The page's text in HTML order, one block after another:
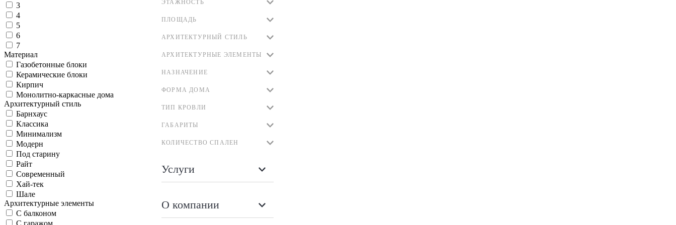
ЭТАЖНОСТЬ
ПЛОЩАДЬ
АРХИТЕКТУРНЫЙ СТИЛЬ
АРХИТЕКТУРНЫЕ ЭЛЕМЕНТЫ
НАЗНАЧЕНИЕ
ФОРМА ДОМА
ТИП КРОВЛИ
ГАБАРИТЫ
КОЛИЧЕСТВО СПАЛЕН
Услуги
О компании
3
4
5
6
7
Материал
Газобетонные блоки
Керамические блоки
Кирпич
Монолитно-каркасные дома
Архитектурный стиль
Барнхаус
Классика
Минимализм
Модерн
Под старину
Райт
Современный
Хай-тек
Шале
Архитектурные элементы
С балконом